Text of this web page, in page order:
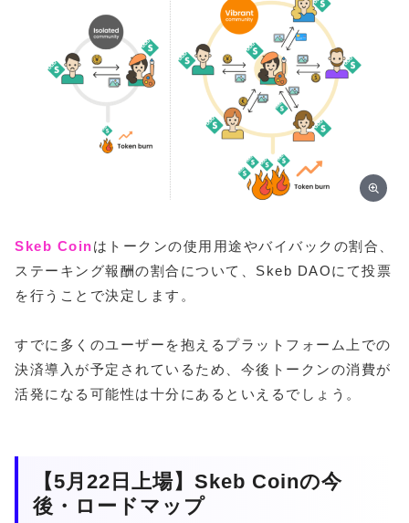
Skeb Coinはトークンの使用用途やバイバックの割合、
ステーキング報酬の割合について、Skeb DAOにて投票
を行うことで決定します。
すでに多くのユーザーを抱えるプラットフォーム上での
決済導入が予定されているため、今後トークンの消費が
活発になる可能性は十分にあるといえるでしょう。
【5月22日上場】Skeb Coinの今
後・ロードマップ